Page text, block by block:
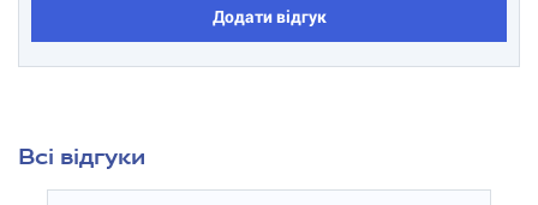
Додати відгук
Всі відгуки